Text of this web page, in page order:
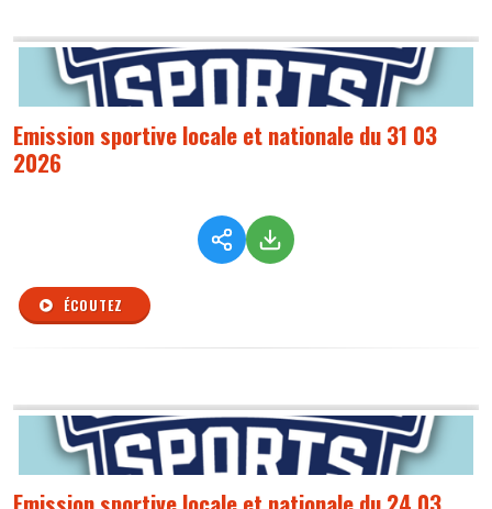
Emission sportive locale et nationale du 31 03
2026
ÉCOUTEZ